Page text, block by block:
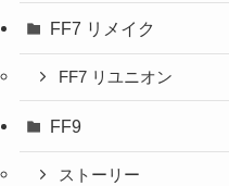
FF7 リメイク
FF7 リユニオン
FF9
ストーリー